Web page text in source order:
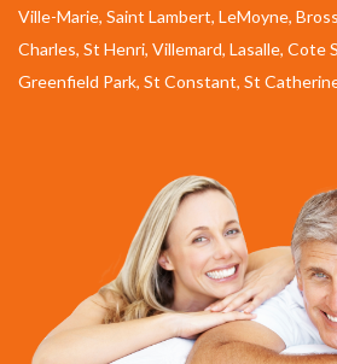
Ville-Marie, Saint Lambert, LeMoyne,
Charles, St Henri, Villemard, Lasalle, Cote
Greenfield Park, St Constant, St